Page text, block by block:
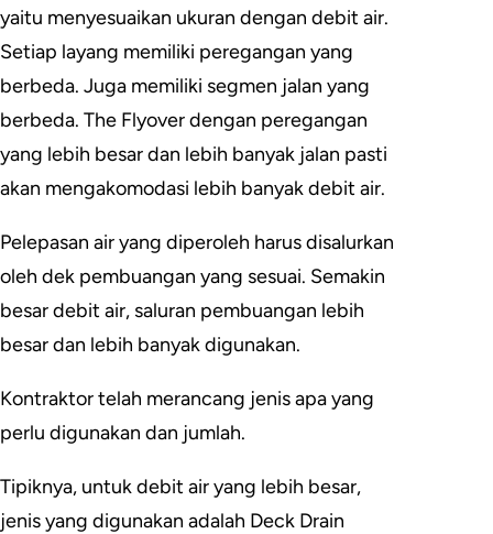
yaitu menyesuaikan ukuran dengan debit air.
Setiap layang memiliki peregangan yang
berbeda. Juga memiliki segmen jalan yang
berbeda. The Flyover dengan peregangan
yang lebih besar dan lebih banyak jalan pasti
akan mengakomodasi lebih banyak debit air.
Pelepasan air yang diperoleh harus disalurkan
oleh dek pembuangan yang sesuai. Semakin
besar debit air, saluran pembuangan lebih
besar dan lebih banyak digunakan.
Kontraktor telah merancang jenis apa yang
perlu digunakan dan jumlah.
Tipiknya, untuk debit air yang lebih besar,
jenis yang digunakan adalah Deck Drain